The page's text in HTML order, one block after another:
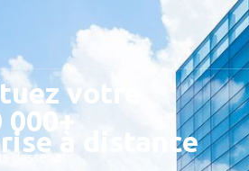
000+
desservis
votre
à distance